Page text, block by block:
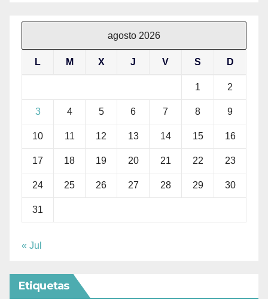
agosto 2026
L M X J V S D
1 2
3 4 5 6 7 8 9
10 11 12 13 14 15 16
17 18 19 20 21 22 23
24 25 26 27 28 29 30
31
« Jul
Etiquetas